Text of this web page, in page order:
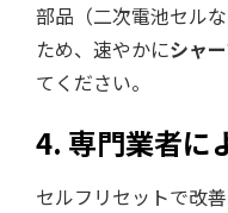
部品（二次電池セル
ため、速やかにシャ
てください。
4. 専門業者に
セルフリセットで改